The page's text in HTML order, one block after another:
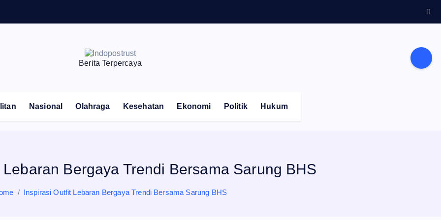
Berita Terpercaya
Nasional Olahraga Kesehatan Ekonomi Politik Hukum
Bergaya Trendi Bersama Sarung BHS
Inspirasi Outfit Lebaran Bergaya Trendi Bersama Sarung BHS